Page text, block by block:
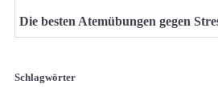
Die besten Atemübungen gegen
Schlagwörter